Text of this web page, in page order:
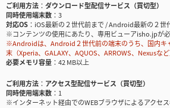
ご利用方法
ダウンロード型配信サービス（買切型）
同時使用端末数
3
対応OS
iOS最新の２世代前まで / Android最新の２世
※コンテンツの使用にあたり、専用ビューアisho.jpが
※Androidは、Android２世代前の端末のうち、国内キ
末（Xperia、GALAXY、AQUOS、ARROWS、Nexusな
必要メモリ容量
42 MB以上
ご利用方法
アクセス型配信サービス（買切型）
同時使用端末数
1
※インターネット経由でのWEBブラウザによるアクセ